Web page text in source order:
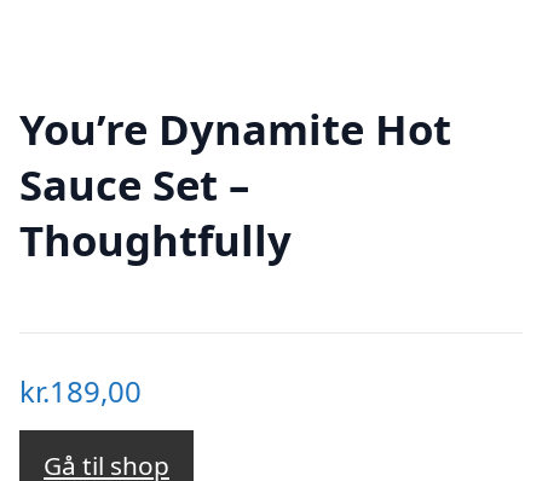
You’re Dynamite Hot
Sauce Set –
Thoughtfully
kr.189,00
Gå til shop